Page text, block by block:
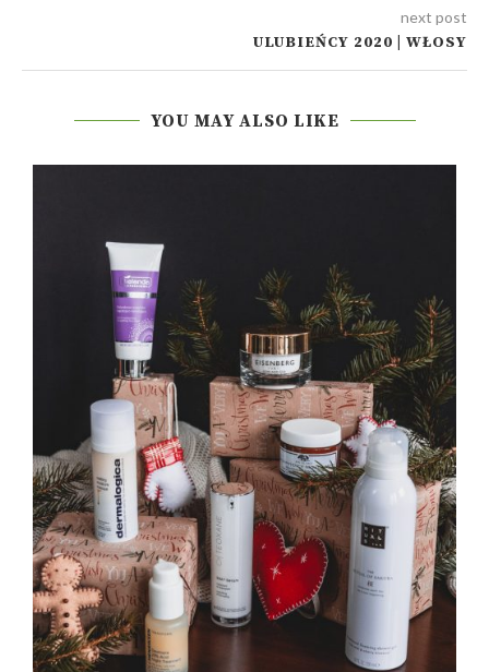
next post
ULUBIEŃCY 2020 | WŁOSY
YOU MAY ALSO LIKE